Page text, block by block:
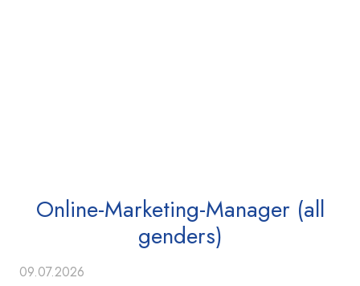
Online-Marketing-Manager (all
genders)
09.07.2026